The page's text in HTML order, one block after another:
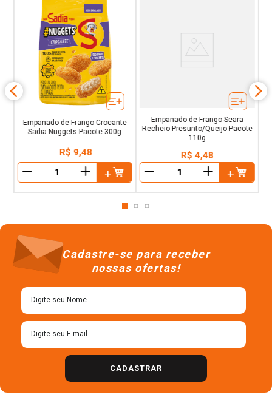
Empanado de Frango Crocante
Sadia Nuggets Pacote 300g
R$ 9,48
＋
Empanado de Frango Seara
Recheio Presunto/Queijo Pacote
110g
R$ 4,48
＋
Cadastre-se para receber
nossas ofertas!
CADASTRAR